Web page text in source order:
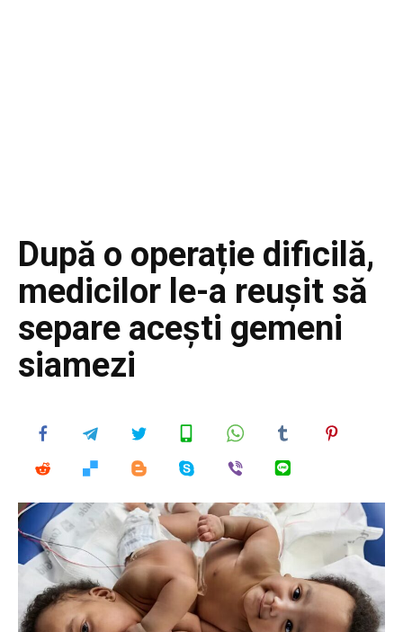
După o operație dificilă,
medicilor le-a reușit să
separe acești gemeni
siamezi